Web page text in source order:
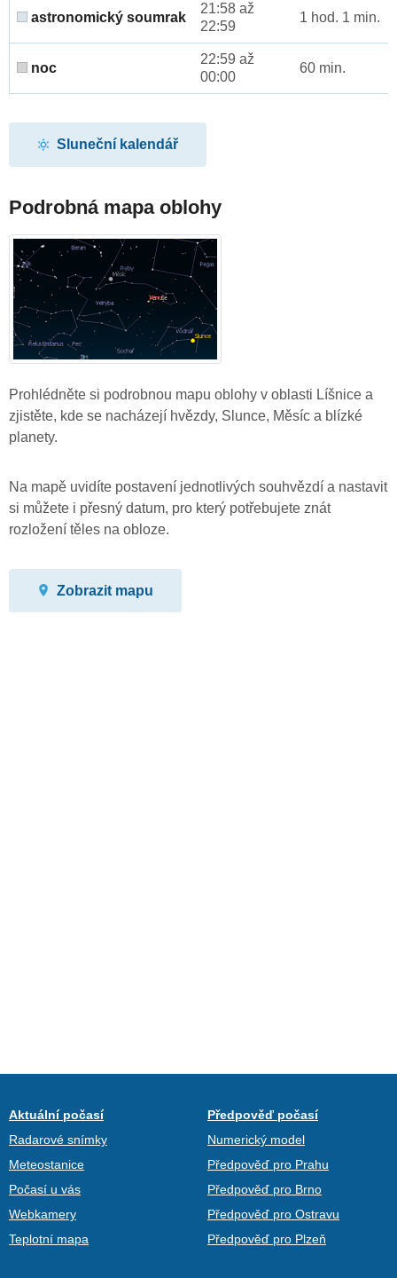
astronomický soumrak
21:58 až
22:59
1 hod. 1 min.
noc
22:59 až
00:00
60 min.
Sluneční kalendář
Podrobná mapa oblohy
Prohlédněte si podrobnou mapu oblohy v oblasti Líšnice a
zjistěte, kde se nacházejí hvězdy, Slunce, Měsíc a blízké
planety.
Na mapě uvidíte postavení jednotlivých souhvězdí a nastavit
si můžete i přesný datum, pro který potřebujete znát
rozložení těles na obloze.
Zobrazit mapu
Aktuální počasí
Radarové snímky
Meteostanice
Počasí u vás
Webkamery
Teplotní mapa
Předpověď počasí
Numerický model
Předpověď pro Prahu
Předpověď pro Brno
Předpověď pro Ostravu
Předpověď pro Plzeň